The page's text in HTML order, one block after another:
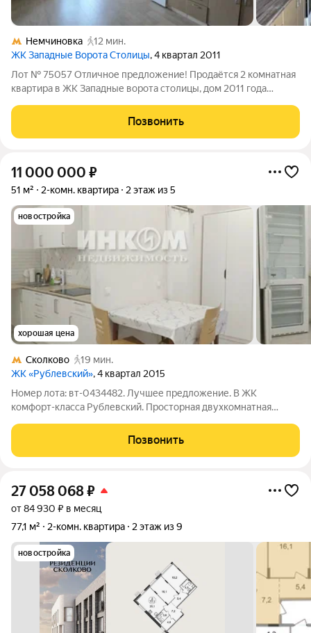
Немчиновка
12 мин.
ЖК Западные Ворота Столицы, 4 квартал 2011
Лот № 75057 Отличное предложение! Продаётся 2 комнатная
квартира в ЖК Западные ворота столицы, дом 2011 года
Возможен обмен на вашу недвижимость. О КВАРТИРЕ.
Квартира светлая, уютная в доме
Позвонить
11 000 000 ₽
51 м² 2-комн. квартира 2 этаж из 5
новостройка
хорошая цена
Сколково
19 мин.
ЖК «Рублевский», 4 квартал 2015
Номер лота: вт-0434482. Лучшее предложение. В ЖК
комфорт-класса Рублевский. Просторная двухкомнатная
изолированные. Гардеробная. Большой совмещенный санузел.
Укомплектована всей необходимой бытовой
Позвонить
27 058 068₽
от 84 930 ₽ в месяц
77,1 м²
2-комн. квартира 2 этаж из 9
новостройка